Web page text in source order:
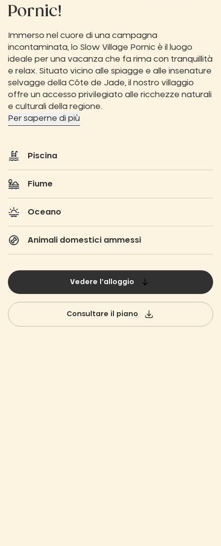
Pornic!
Immerso nel cuore di una campagna
incontaminata, lo Slow Village Pornic è il luogo
ideale per una vacanza che fa rima con tranquillità
e relax. Situato vicino alle spiagge e alle insenature
selvagge della Côte de Jade, il nostro villaggio
offre un accesso privilegiato alle ricchezze naturali
e culturali della regione.
Per saperne di più
Piscina
Fiume
Oceano
Animali domestici ammessi
Vedere l'alloggio
Consultare il piano